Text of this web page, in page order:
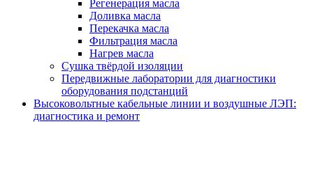
Регенерация масла
Доливка масла
Перекачка масла
Фильтрация масла
Нагрев масла
Сушка твёрдой изоляции
Передвижные лаборатории для диагностики
оборудования подстанций
Высоковольтные кабельные линии и воздушные ЛЭП:
диагностика и ремонт